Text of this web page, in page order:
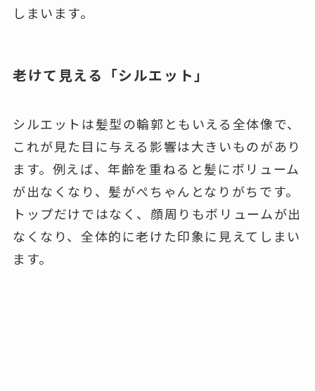
しまいます。
老けて見える「シルエット」
シルエットは髪型の輪郭ともいえる全体像で、
これが見た目に与える影響は大きいものがあり
ます。例えば、年齢を重ねると髪にボリューム
が出なくなり、髪がぺちゃんとなりがちです。
トップだけではなく、顔周りもボリュームが出
なくなり、全体的に老けた印象に見えてしまい
ます。